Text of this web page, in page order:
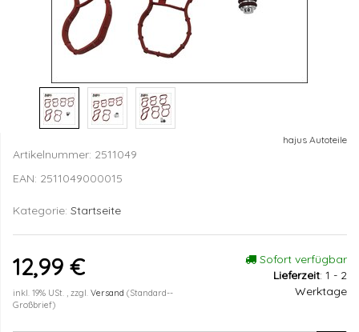
hajus Autoteile
Artikelnummer: 2511049
EAN: 2511049000015
Kategorie: Startseite
12,99 €
inkl. 19% USt. , zzgl. Versand (Standard--
Großbrief)
Sofort verfügbar
Lieferzeit: 1 - 2
Werktage